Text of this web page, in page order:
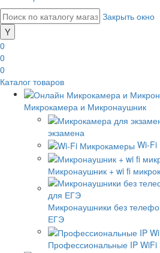
Закрыть окно
0
0
0
Каталог товаров
Микрокамера и Микронаушник
экзамена
Wi-
Микронаушник + wi fi
Микронаушники без
ЕГЭ
Профессиональные IP